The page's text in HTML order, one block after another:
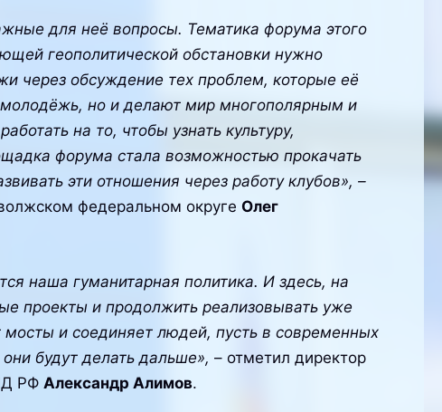
для неё вопросы. Тематика форума этого
геополитической обстановки нужно
через обсуждение тех проблем, которые её
но и делают мир многополярным и
на то, чтобы узнать культуру,
форума стала возможностью прокачать
эти отношения через работу клубов», –
федеральном округе Олег
наша гуманитарная политика. И здесь, на
проекты и продолжить реализовывать уже
и соединяет людей, пусть в современных
будут делать дальше», – отметил директор
РФ Александр Алимов.